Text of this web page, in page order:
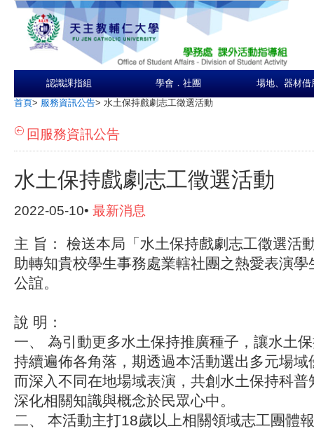
認識課指組 學會．社團 場地、器材借
首頁> 服務資訊公告> 水土保持戲劇志工徵選活動
回服務資訊公告
水土保持戲劇志工徵選活動
2022-05-10• 最新消息
主 旨： 檢送本局「水土保持戲劇志工徵選活
助轉知貴校學生事務處業轄社團之熱愛表演
公誼。
說 明：
一、 為引動更多水土保持推廣種子，讓水土
持續遍佈各角落，期透過本活動選出多元場域
而深入不同在地場域表演，共創水土保持科普
深化相關知識與概念於民眾心中。
二、 本活動主打18歲以上相關領域志工團體